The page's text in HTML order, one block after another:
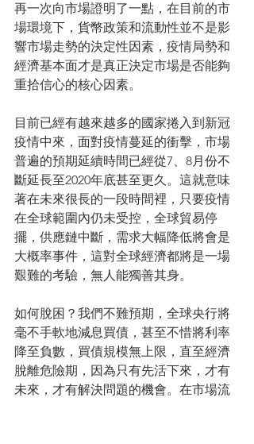
再一次向市場證明了一點，在目前的市
場環境下，貨幣政策和流動性並不是影
響市場走勢的決定性因素，疫情局勢和
經濟基本面才是真正決定市場是否能夠
重拾信心的核心因素。
目前已經有越來越多的國家捲入到新冠
疫情中來，面對疫情蔓延的衝擊，市場
普遍的預期延續時間已經從7、8月份不
斷延長至2020年底甚至更久。這就意味
著在未來很長的一段時間裡，只要疫情
在全球範圍內仍未受控，全球貿易停
擺，供應鏈中斷，需求大幅降低將會是
大概率事件，這對全球經濟都將是一場
艱難的考驗，無人能獨善其身。
如何脫困？我們不難預期，全球央行將
毫不手軟地減息買債，甚至不惜將利率
降至負數，買債規模無上限，直至經濟
脫離危險期，因為只有先活下來，才有
未來，才有解決問題的機會。在市場流